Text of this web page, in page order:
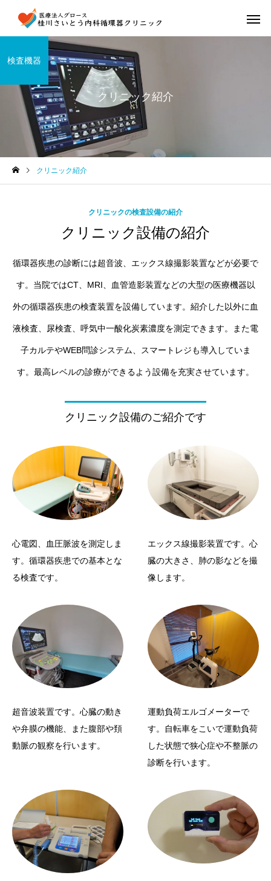
クリニック紹介
検査機器
クリニック紹介
クリニックの検査設備の紹介
クリニック設備の紹介
循環器疾患の診断には超音波、エックス線撮影装置などが必要で
す。当院ではCT、MRI、血管造影装置などの大型の医療機器以
外の循環器疾患の検査装置を設備しています。紹介した以外に血
液検査、尿検査、呼気中一酸化炭素濃度を測定できます。また電
子カルテやWEB問診システム、スマートレジも導入していま
す。最高レベルの診療ができるよう設備を充実させています。
クリニック設備のご紹介です
心電図、血圧脈波を測定しま
す。循環器疾患での基本とな
る検査です。
エックス線撮影装置です。心
臓の大きさ、肺の影などを撮
像します。
超音波装置です。心臓の動き
や弁膜の機能、また腹部や頚
動脈の観察を行います。
運動負荷エルゴメーターで
す。自転車をこいで運動負荷
した状態で狭心症や不整脈の
診断を行います。